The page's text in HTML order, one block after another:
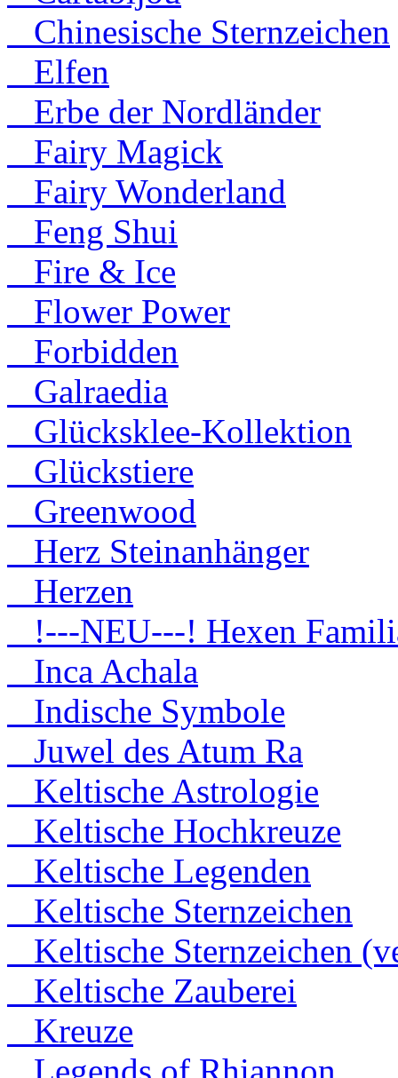
Chinesische Sternzeichen
Elfen
Erbe der Nordländer
Fairy Magick
Fairy Wonderland
Feng Shui
Fire & Ice
Flower Power
Forbidden
Galraedia
Glücksklee-Kollektion
Glückstiere
Greenwood
Herz Steinanhänger
Herzen
!---NEU---! Hexen
Inca Achala
Indische Symbole
Juwel des Atum Ra
Keltische Astrologie
Keltische Hochkreuze
Keltische Legenden
Keltische Sternzeichen
Keltische Sternzeichen
Keltische Zauberei
Kreuze